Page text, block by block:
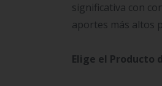
significativa con
aportes más altos
Elige el Producto